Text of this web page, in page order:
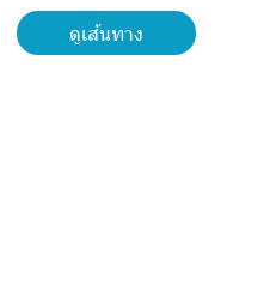
ดูเส้นทาง